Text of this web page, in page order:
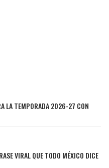
LA TEMPORADA 2026-27 CON
VIRAL QUE TODO MÉXICO DICE